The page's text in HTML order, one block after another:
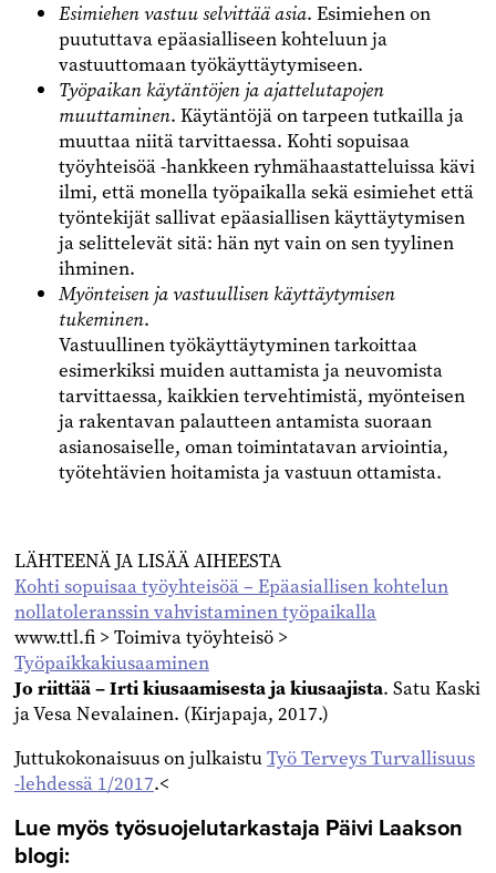
Esimiehen vastuu selvittää asia. Esimiehen on
puututtava epäasialliseen kohteluun ja
vastuuttomaan työkäyttäytymiseen.
Työpaikan käytäntöjen ja ajattelutapojen
muuttaminen. Käytäntöjä on tarpeen tutkailla ja
muuttaa niitä tarvittaessa. Kohti sopuisaa
työyhteisöä -hankkeen ryhmähaastatteluissa kävi
ilmi, että monella työpaikalla sekä esimiehet että
työntekijät sallivat epäasiallisen käyttäytymisen
ja selittelevät sitä: hän nyt vain on sen tyylinen
ihminen.
Myönteisen ja vastuullisen käyttäytymisen
tukeminen.
Vastuullinen työkäyttäytyminen tarkoittaa
esimerkiksi muiden auttamista ja neuvomista
tarvittaessa, kaikkien tervehtimistä, myönteisen
ja rakentavan palautteen antamista suoraan
asianosaiselle, oman toimintatavan arviointia,
työtehtävien hoitamista ja vastuun ottamista.
LÄHTEENÄ JA LISÄÄ AIHEESTA
Kohti sopuisaa työyhteisöä – Epäasiallisen kohtelun
nollatoleranssin vahvistaminen työpaikalla
www.ttl.fi > Toimiva työyhteisö >
Työpaikkakiusaaminen
Jo riittää – Irti kiusaamisesta ja kiusaajista. Satu Kaski
ja Vesa Nevalainen. (Kirjapaja, 2017.)
Juttukokonaisuus on julkaistuTyö Terveys Turvallisuus
-lehdessä 1/2017.<
Lue myös työsuojelutarkastaja Päivi Laakson
blogi: